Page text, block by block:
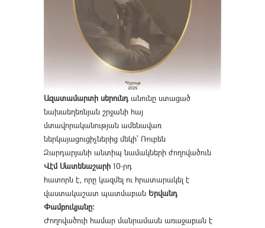
Ազատամարտի սերունդանունը ստացած
նախաեղեռնյան շրջանի հայ
մտավորականության ամենավառ
ներկայացուցիչներից մեկի՝ Ռուբեն
Զարդարյանի անտիպ նամակների ժողովածուն
Վէմ Մատենաշարի 10-րդ
հատորն է, որը կազմել ու հրատարակել է
վաստակաշատ պատմաբան Երվանդ
Փամբուկյանը։
Ժողովածուի համար մանրամասն առաջաբան է